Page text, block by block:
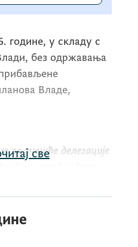
године, у складу с
без одржавања
Владе,
за учешће делегације
уније и Црне
Владе
14-16. јун 2026.
све